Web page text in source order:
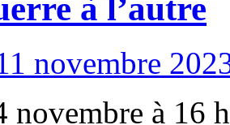
à l’autre
novembre
novembre à 16